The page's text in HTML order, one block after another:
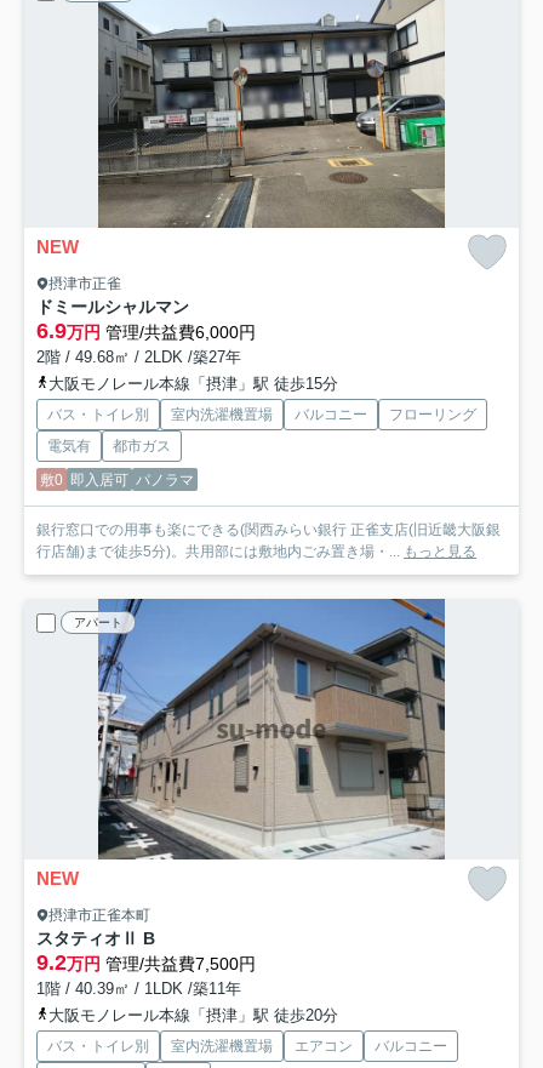
NEW
摂津市正雀
ドミールシャルマン
6.9万円 管理/共益費6,000円
2階 / 49.68㎡ / 2LDK /築27年
大阪モノレール本線「摂津」駅 徒歩15分
バス・トイレ別 室内洗濯機置場 バルコニー
フローリング
電気有
都市ガス
敷0 即入居可 パノラマ
銀行窓口での用事も楽にできる(関西みらい銀行 正雀支店(旧近畿大阪銀
行店舗)まで徒歩5分)。共用部には敷地内ごみ置き場・... もっと見る
アパート
NEW
摂津市正雀本町
スタティオⅡ B
9.2万円 管理/共益費7,500円
1階 / 40.39㎡ / 1LDK /築11年
大阪モノレール本線「摂津」駅 徒歩20分
バス・トイレ別 室内洗濯機置場 エアコン
バルコニー